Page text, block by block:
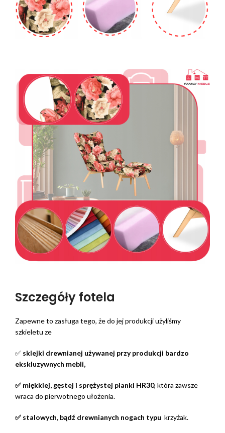
Szczegóły fotela
Zapewne to zasługa tego, że do jej produkcji użyliśmy
szkieletu ze
✅ sklejki drewnianej używanej przy produkcji bardzo
ekskluzywnych mebli,
✅ miękkiej, gęstej i sprężystej pianki HR30, która zawsze
wraca do pierwotnego ułożenia.
✅ stalowych, bądź drewnianych nogach typu krzyżak.